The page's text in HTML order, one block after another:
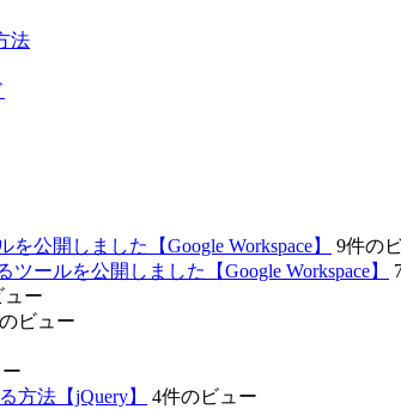
法
公開しました【Google Workspace】
9件の
ールを公開しました【Google Workspace】
ュー
ビュー
方法【jQuery】
4件のビュー